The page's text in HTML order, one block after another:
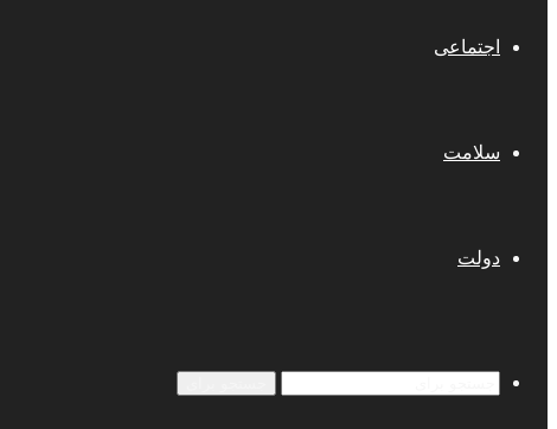
اجتماعی
سلامت
دولت